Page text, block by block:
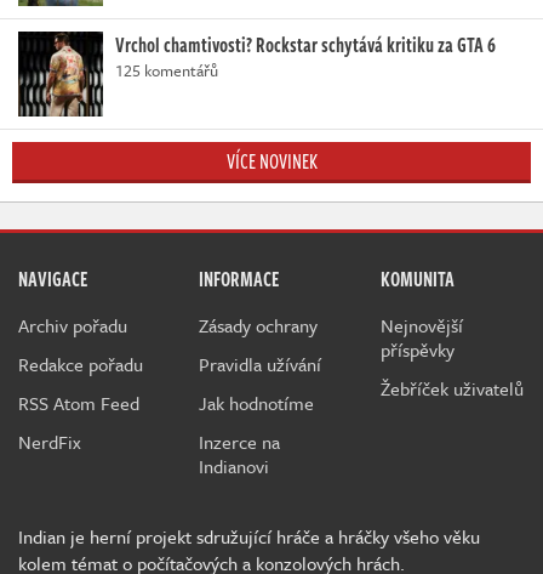
Vrchol chamtivosti? Rockstar schytává kritiku za GTA 6
125 komentářů
VÍCE NOVINEK
NAVIGACE
Archiv pořadu
Redakce pořadu
RSS Atom Feed
NerdFix
INFORMACE
Zásady ochrany
Pravidla užívání
Jak hodnotíme
Inzerce na
Indianovi
KOMUNITA
Nejnovější
příspěvky
Žebříček uživatelů
Indian je herní projekt sdružující hráče a hráčky všeho věku
kolem témat o počítačových a konzolových hrách.